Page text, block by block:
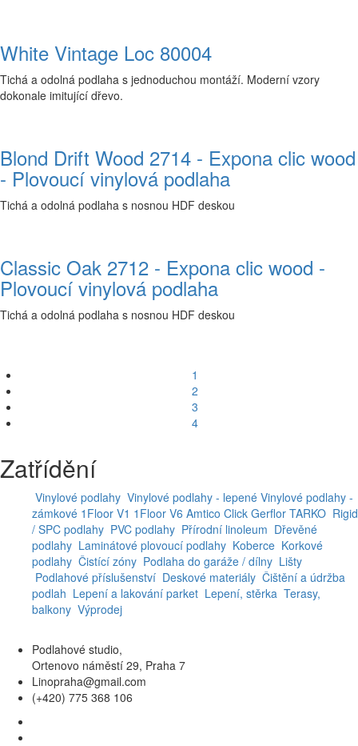
White Vintage Loc 80004
Tichá a odolná podlaha s jednoduchou montáží. Moderní vzory
dokonale imitující dřevo.
Blond Drift Wood 2714 - Expona clic wood
- Plovoucí vinylová podlaha
Tichá a odolná podlaha s nosnou HDF deskou
Classic Oak 2712 - Expona clic wood -
Plovoucí vinylová podlaha
Tichá a odolná podlaha s nosnou HDF deskou
1
2
3
4
Zatřídění
Vinylové podlahy Vinylové podlahy - lepené Vinylové podlahy -
zámkové 1Floor V1 1Floor V6 Amtico Click Gerflor TARKO Rigid
/ SPC podlahy PVC podlahy Přírodní linoleum Dřevěné
podlahy Laminátové plovoucí podlahy Koberce Korkové
podlahy Čistící zóny Podlaha do garáže / dílny Lišty
Podlahové příslušenství Deskové materiály Čištění a údržba
podlah Lepení a lakování parket Lepení, stěrka Terasy,
balkony Výprodej
Podlahové studio,
Ortenovo náměstí 29, Praha 7
Linopraha@gmail.com
(+420) 775 368 106